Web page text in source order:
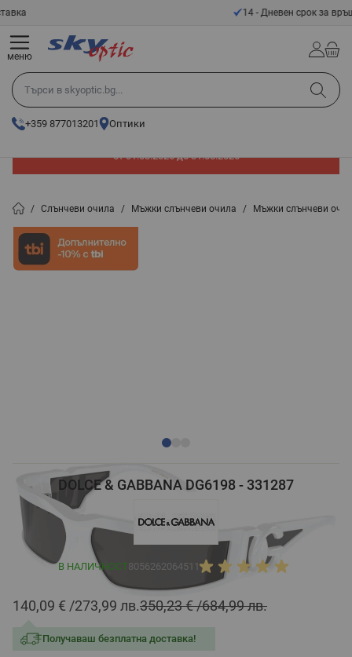
Прескачане към съдържанието14 - Дневен срок за връщане
Търси в skyoptic.bg...
+359 877013201 Оптики
меню
от 01.08.2026 до 31.08.2026
/ Слънчеви очила / Мъжки слънчеви очила / Мъжки слънчеви
DOLCE & GABBANA DG6198 - 331287
В НАЛИЧНОСТ8056262064511
350,23 € 684,99 лв.
140,09 € 273,99 лв.
Получаваш безплатна доставка!